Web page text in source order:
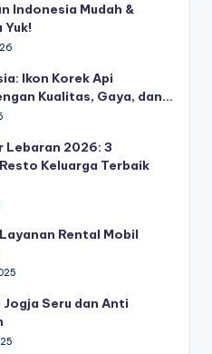
Indonesia Mudah &
Yuk!
Ikon Korek Api
Kualitas, Gaya, dan…
Lebaran 2026: 3
Keluarga Terbaik
Rental Mobil
Jogja Seru dan Anti